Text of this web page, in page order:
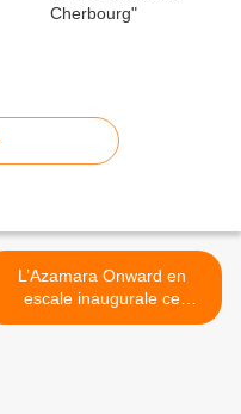
L’Azamara Onward en
escale inaugurale ce
dimanche >